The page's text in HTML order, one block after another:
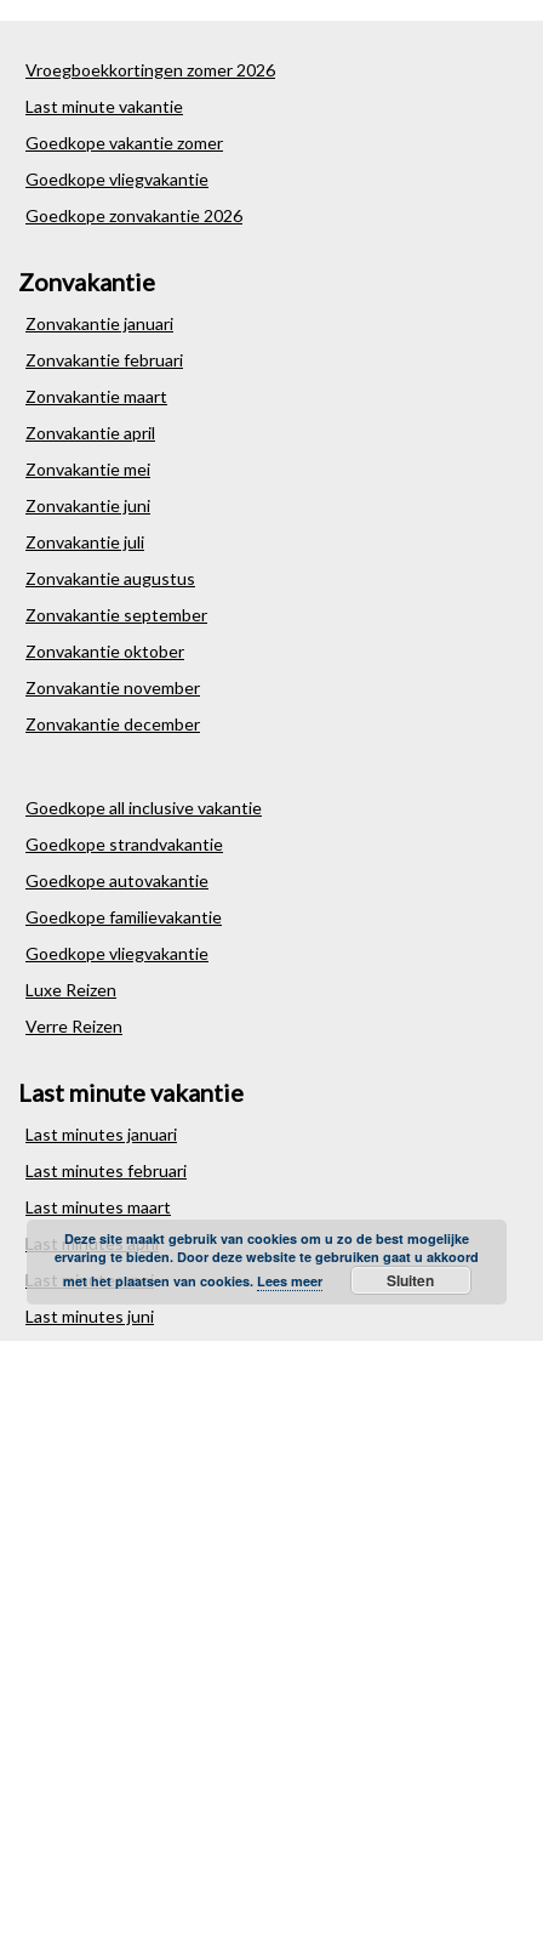
Vroegboekkortingen zomer 2026
Last minute vakantie
Goedkope vakantie zomer
Goedkope vliegvakantie
Goedkope zonvakantie 2026
Zonvakantie
Zonvakantie januari
Zonvakantie februari
Zonvakantie maart
Zonvakantie april
Zonvakantie mei
Zonvakantie juni
Zonvakantie juli
Zonvakantie augustus
Zonvakantie september
Zonvakantie oktober
Zonvakantie november
Zonvakantie december
Goedkope all inclusive vakantie
Goedkope strandvakantie
Goedkope autovakantie
Goedkope familievakantie
Goedkope vliegvakantie
Luxe Reizen
Verre Reizen
Last minute vakantie
Last minutes januari
Last minutes februari
Last minutes maart
Last minutes april
Last minutes mei
Last minutes juni
Deze site maakt gebruik van cookies om u zo de best mogelijke
ervaring te bieden. Door deze website te gebruiken gaat u akkoord
met het plaatsen van cookies. Lees meer Sluiten